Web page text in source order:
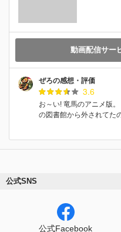
動画配信サー
ぜろの感想・評価
3.6
お～い! 竜馬のアニメ版
の図書館から外されてた
公式SNS
公式Facebook